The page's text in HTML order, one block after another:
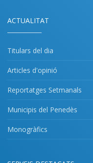
ACTUALITAT
Titulars del dia
Articles d'opinió
Reportatges Setmanals
Municipis del Penedès
Monogràfics